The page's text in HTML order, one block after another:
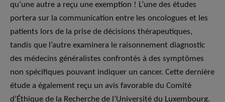
qu’une autre a reçu une exemption ! L’une des études
portera sur la communication entre les oncologues et les
patients lors de la prise de décisions thérapeutiques,
tandis que l’autre examinera le raisonnement diagnostic
des médecins généralistes confrontés à des symptômes
non spécifiques pouvant indiquer un cancer. Cette dernière
étude a également reçu un avis favorable du Comité
d’Éthique de la Recherche de l’Université du Luxembourg.